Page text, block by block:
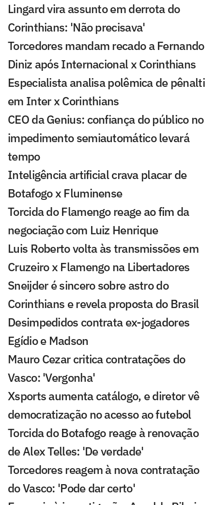
Lingard vira assunto em derrota do
Corinthians: 'Não precisava'
Torcedores mandam recado a Fernando
Diniz após Internacional x Corinthians
Especialista analisa polêmica de pênalti
em Inter x Corinthians
CEO da Genius: confiança do público no
impedimento semiautomático levará
tempo
Inteligência artificial crava placar de
Botafogo x Fluminense
Torcida do Flamengo reage ao fim da
negociação com Luiz Henrique
Luis Roberto volta às transmissões em
Cruzeiro x Flamengo na Libertadores
Sneijder é sincero sobre astro do
Corinthians e revela proposta do Brasil
Desimpedidos contrata ex-jogadores
Egídio e Madson
Mauro Cezar critica contratações do
Vasco: 'Vergonha'
Xsports aumenta catálogo, e diretor vê
democratização no acesso ao futebol
Torcida do Botafogo reage à renovação
de Alex Telles: 'De verdade'
Torcedores reagem à nova contratação
do Vasco: 'Pode dar certo'